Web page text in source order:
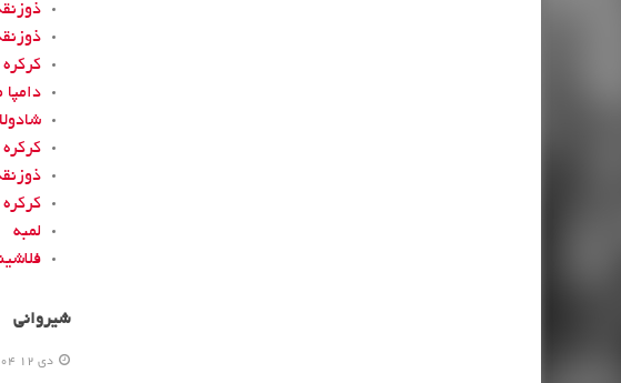
دامپا
کرکره
کرکره
لمبه
شیروانی
دی 12 1404